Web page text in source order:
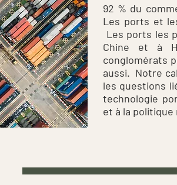
92 % du
Les ports et
Les ports les
Chine et à
conglomérats
aussi. Notre
les questions
technologie
et à la